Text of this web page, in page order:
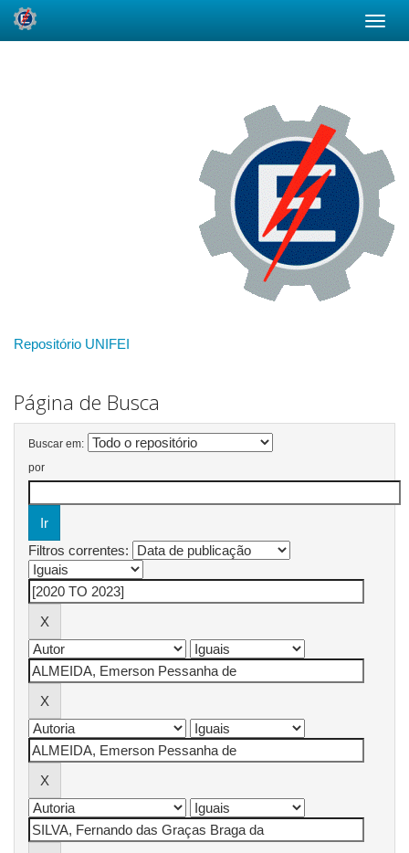
Repositório UNIFEI
Página de Busca
Buscar em:
por
Filtros correntes: